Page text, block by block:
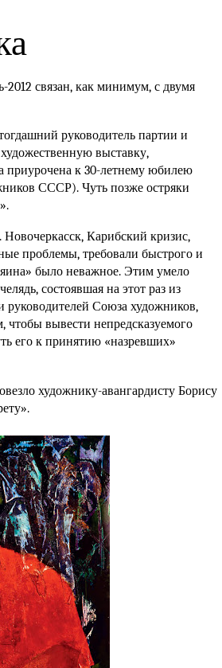
2012 связан, как минимум, с двумя
руководитель партии и
выставку,
к 30-летнему юбилею
СССР). Чуть позже остряки
Карибский кризис,
проблемы, требовали быстрого и
было неважное. Этим умело
состоявшая на этот раз из
Союза художников,
вывести непредсказуемого
его к принятию «назревших»
художнику-авангардисту Борису